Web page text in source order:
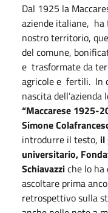
Dal 1925 la
aziende italiane, ha
nostro territorio,
del comune,
e trasformate da
agricole e fertili. In
nascita
“Maccarese 1925-
Simone
introdurre il testo, il
universitario,
Schiavazziche lo ha
ascoltare prima
retrospettivo sulla